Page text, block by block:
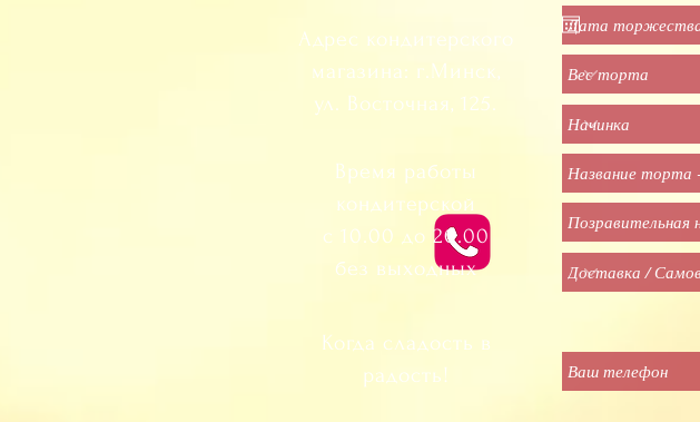
Адрес кондитерского
магазина: г.Минск,
ул. Восточная, 125.
Время работы
кондитерской
с 10.00 до 20.00
без выходных
Когда сладость в
радость!